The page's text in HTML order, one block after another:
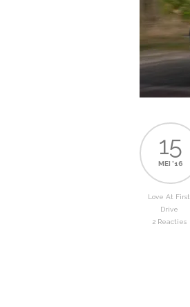
15
MEI '16
Love At First
Drive
2 Reacties